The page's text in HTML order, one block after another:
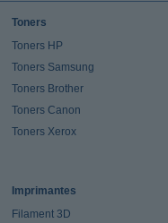
Toners
Toners HP
Toners Samsung
Toners Brother
Toners Canon
Toners Xerox
Imprimantes
Filament 3D